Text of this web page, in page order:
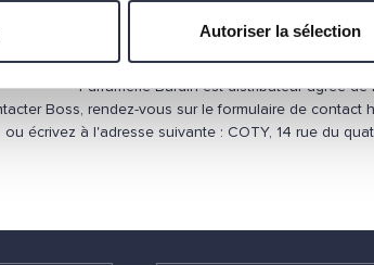
Autoriser la sélection
Parfumerie Burdin est distributeur agréé de
Boss, rendez-vous sur le formulaire de contact
ou écrivez à l'adresse suivante : COTY, 14 rue du